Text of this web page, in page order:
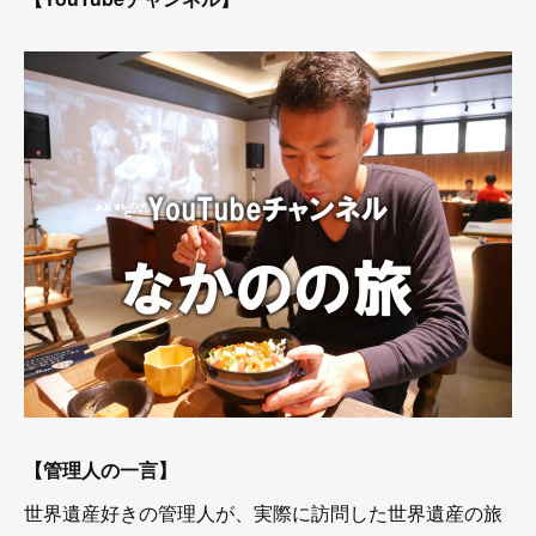
【管理人の一言】
世界遺産好きの管理人が、実際に訪問した世界遺産の旅